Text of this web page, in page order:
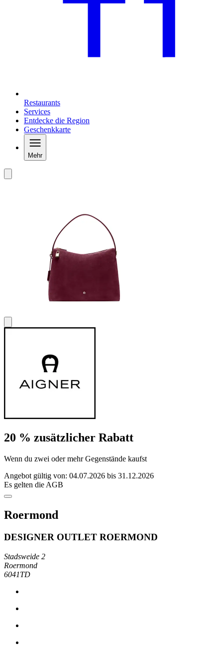
Restaurants
Services
Entdecke die Region
Geschenkkarte
Mehr
20 % zusätzlicher Rabatt
Wenn du zwei oder mehr Gegenstände kaufst
Angebot gültig von: 04.07.2026 bis 31.12.2026
Es gelten die AGB
Roermond
DESIGNER OUTLET ROERMOND
Stadsweide 2
Roermond
6041TD